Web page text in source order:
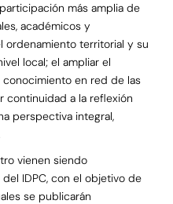
más amplia de
académicos y
ordenamiento territorial y su
local; el ampliar el
en red de las
continuidad a la reflexión
perspectiva integral,
vienen siendo
IDPC, con el objetivo de
se publicarán